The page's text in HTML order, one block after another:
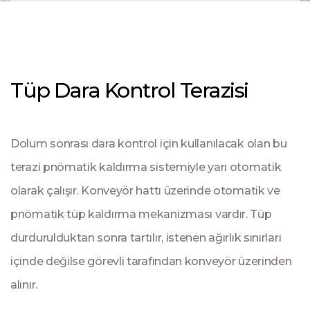
Tüp Dara Kontrol Terazisi
Dolum sonrası dara kontrol için kullanılacak olan bu
terazi pnömatik kaldırma sistemiyle yarı otomatik
olarak çalışır. Konveyör hattı üzerinde otomatik ve
pnömatik tüp kaldırma mekanizması vardır. Tüp
durdurulduktan sonra tartılır, istenen ağırlık sınırları
içinde değilse görevli tarafından konveyör üzerinden
alınır.